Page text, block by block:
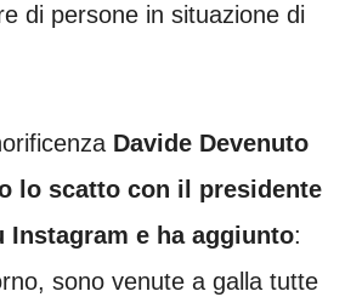
di persone in situazione di
Davide Devenuto
lo scatto con il presidente
Instagram e ha aggiunto:
sono venute a galla tutte